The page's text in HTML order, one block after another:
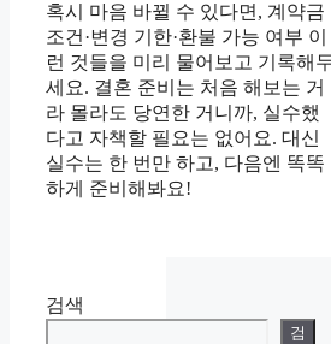
혹시 마음 바뀔 수 있다면, 계약금
조건·변경 기한·환불 가능 여부 이
런 것들을 미리 물어보고 기록해
세요. 결혼 준비는 처음 해보는 거
라 몰라도 당연한 거니까, 실수했
다고 자책할 필요는 없어요. 대신
실수는 한 번만 하고, 다음엔 똑똑
하게 준비해봐요!
검색
검